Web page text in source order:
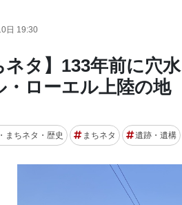
日 19:30
ネタ】133年前に穴
・ローエル上陸の地
まちネタ・歴史 まちネタ 遺跡・遺構